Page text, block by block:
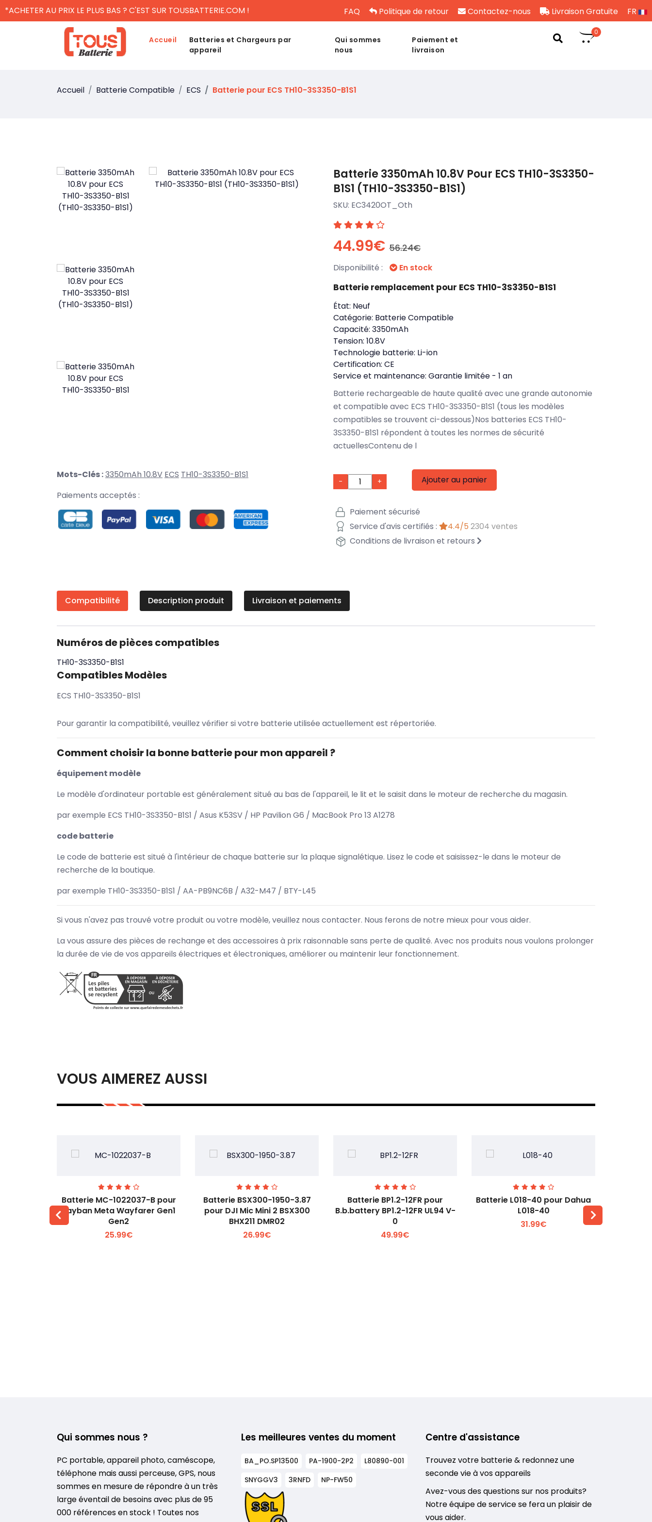
*ACHETER AU PRIX LE PLUS BAS ? C'EST SUR TOUSBATTERIE.COM ! FAQ Politique de retour Contactez-nous Livraison Gratuite FR
Accueil
Batteries et Chargeurs par
appareil
Qui sommes
nous
Paiement et
livraison
0
Accueil Batterie Compatible ECS Batterie pour ECS TH10-3S3350-B1S1
Mots-Clés :3350mAh 10.8V ECS TH10-3S3350-B1S1
Paiements acceptés :
Batterie 3350mAh 10.8V Pour ECS TH10-3S3350-
B1S1 (TH10-3S3350-B1S1)
SKU: EC3420OT_Oth
44.99€ 56.24€
Disponibilité : En stock
Batterie remplacement pour ECS TH10-3S3350-B1S1
État: Neuf
Catégorie: Batterie Compatible
Capacité: 3350mAh
Tension: 10.8V
Technologie batterie: Li-ion
Certification: CE
Service et maintenance: Garantie limitée - 1 an
Batterie rechargeable de haute qualité avec une grande autonomie
et compatible avec ECS TH10-3S3350-B1S1 (tous les modèles
compatibles se trouvent ci-dessous)Nos batteries ECS TH10-
3S3350-B1S1 répondent à toutes les normes de sécurité
actuellesContenu de l
- + Ajouter au panier
Paiement sécurisé
Service d'avis certifiés :
4.4/5 2304 ventes
Conditions de livraison et retours
Compatibilité Description produit Livraison et paiements
Numéros de pièces compatibles
TH10-3S3350-B1S1
Compatibles Modèles
ECS TH10-3S3350-B1S1
Pour garantir la compatibilité, veuillez vérifier si votre batterie utilisée actuellement est répertoriée.
Comment choisir la bonne batterie pour mon appareil ?
équipement modèle
Le modèle d'ordinateur portable est généralement situé au bas de l'appareil, le lit et le saisit dans le moteur de recherche du magasin.
par exemple ECS TH10-3S3350-B1S1 / Asus K53SV / HP Pavilion G6 / MacBook Pro 13 A1278
code batterie
Le code de batterie est situé à l'intérieur de chaque batterie sur la plaque signalétique. Lisez le code et saisissez-le dans le moteur de
recherche de la boutique.
par exemple TH10-3S3350-B1S1 / AA-PB9NC6B / A32-M47 / BTY-L45
Si vous n'avez pas trouvé votre produit ou votre modèle, veuillez nous contacter. Nous ferons de notre mieux pour vous aider.
La vous assure des pièces de rechange et des accessoires à prix raisonnable sans perte de qualité. Avec nos produits nous voulons prolonger
la durée de vie de vos appareils électriques et électroniques, améliorer ou maintenir leur fonctionnement.
VOUS AIMEREZ AUSSI
Voir plus +
Batterie MC-1022037-B pour
Rayban Meta Wayfarer Gen1
Gen2
25.99€
Voir plus +
Batterie BSX300-1950-3.87
pour DJI Mic Mini 2 BSX300
BHX211 DMR02
26.99€
Voir plus +
Batterie BP1.2-12FR pour
B.b.battery BP1.2-12FR UL94 V-
0
49.99€
Voir plus +
Batterie L018-40 pour Dahua
L018-40
31.99€
Qui sommes nous ?
PC portable, appareil photo, caméscope,
téléphone mais aussi perceuse, GPS, nous
sommes en mesure de répondre à un très
large éventail de besoins avec plus de 95
000 références en stock ! Toutes nos
Les meilleures ventes du moment
BA_PO.SP13500 PA-1900-2P2
L80890-001
SNYGGV3
3RNFD NP-FW50
Centre d'assistance
Trouvez votre batterie & redonnez une
seconde vie à vos appareils
Avez-vous des questions sur nos produits?
Notre équipe de service se fera un plaisir de
vous aider.